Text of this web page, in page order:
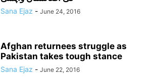
Sana Ejaz - June 24, 2016
Afghan returnees struggle as
Pakistan takes tough stance
Sana Ejaz - June 22, 2016